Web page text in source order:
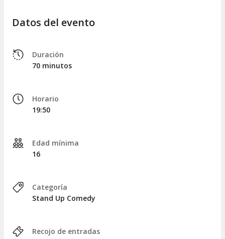
Datos del evento
Duración
70 minutos
Horario
19:50
Edad mínima
16
Categoría
Stand Up Comedy
Recojo de entradas